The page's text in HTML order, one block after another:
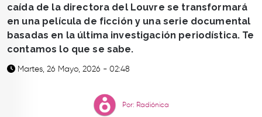
caída de la directora del Louvre se transformará
en una película de ficción y una serie documental
basadas en la última investigación periodística. Te
contamos lo que se sabe.
Martes, 26 Mayo, 2026 - 02:48
Por: Radiónica